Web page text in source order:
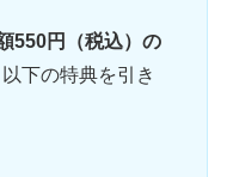
550円（税込）の
下の特典を引き